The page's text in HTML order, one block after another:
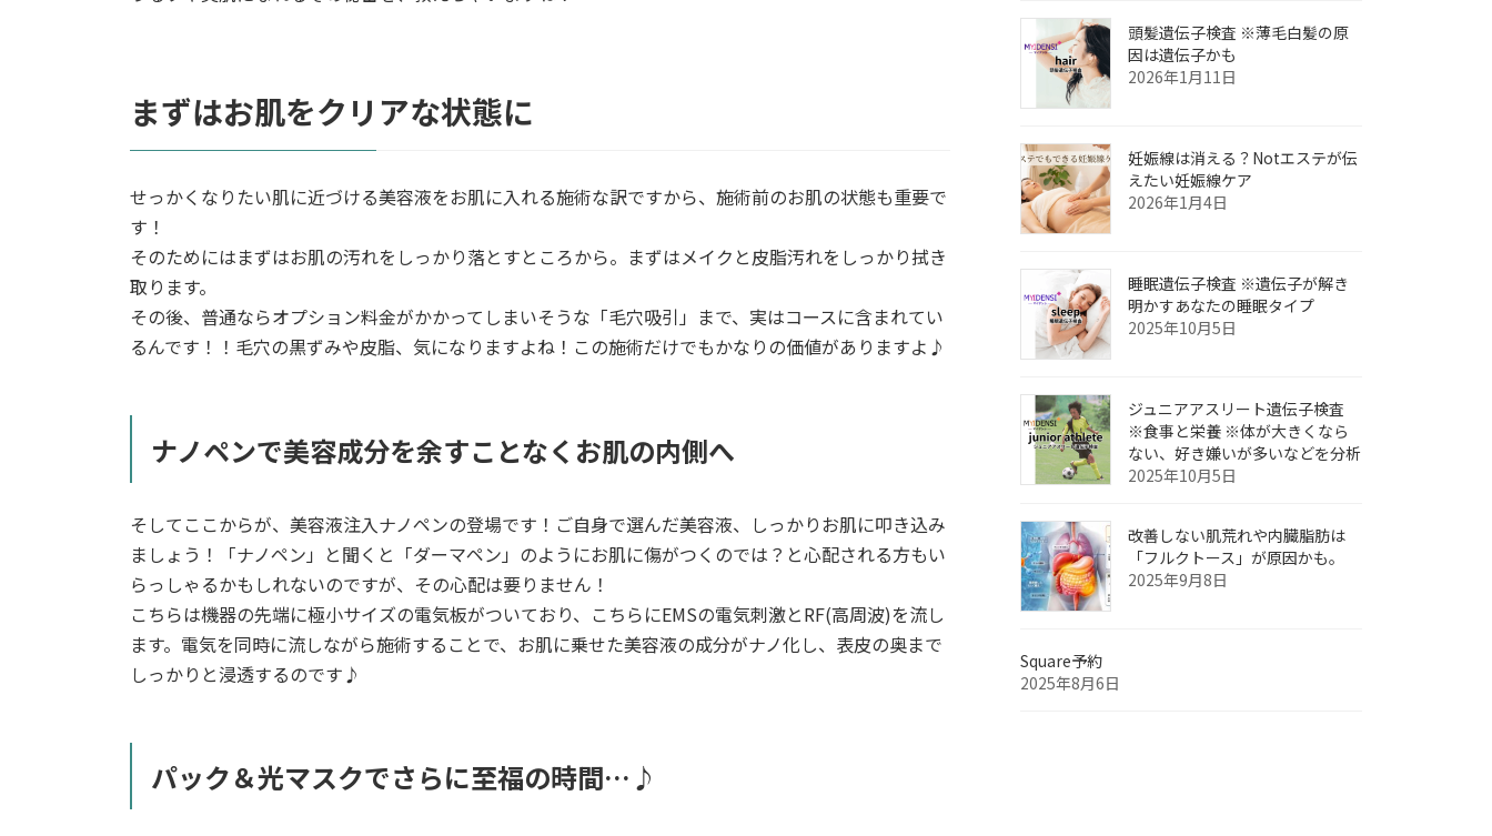
まずはお肌をクリアな状態に
せっかくなりたい肌に近づける美容液をお肌に入れる施術な訳ですから、施術前のお肌の状態も重要で
す！
そのためにはまずはお肌の汚れをしっかり落とすところから。まずはメイクと皮脂汚れをしっかり拭き
取ります。
その後、普通ならオプション料金がかかってしまいそうな「毛穴吸引」まで、実はコースに含まれてい
るんです！！毛穴の黒ずみや皮脂、気になりますよね！この施術だけでもかなりの価値がありますよ♪
ナノペンで美容成分を余すことなくお肌の内側へ
そしてここからが、美容液注入ナノペンの登場です！ご自身で選んだ美容液、しっかりお肌に叩き込み
ましょう！「ナノペン」と聞くと「ダーマペン」のようにお肌に傷がつくのでは？と心配される方もい
らっしゃるかもしれないのですが、その心配は要りません！
こちらは機器の先端に極小サイズの電気板がついており、こちらにEMSの電気刺激とRF(高周波)を流し
ます。電気を同時に流しながら施術することで、お肌に乗せた美容液の成分がナノ化し、表皮の奥まで
しっかりと浸透するのです♪
パック＆光マスクでさらに至福の時間…♪
頭髪遺伝子検査 ※薄毛白髪の原
因は遺伝子かも
2026年1月11日
妊娠線は消える？Notエステが伝
えたい妊娠線ケア
2026年1月4日
睡眠遺伝子検査 ※遺伝子が解き
明かすあなたの睡眠タイプ
2025年10月5日
ジュニアアスリート遺伝子検査
※食事と栄養 ※体が大きくなら
ない、好き嫌いが多いなどを分析
2025年10月5日
改善しない肌荒れや内臓脂肪は
「フルクトース」が原因かも。
2025年9月8日
Square予約
2025年8月6日